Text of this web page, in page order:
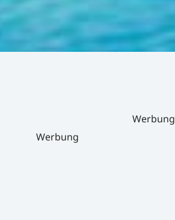
Werbung
Werbung